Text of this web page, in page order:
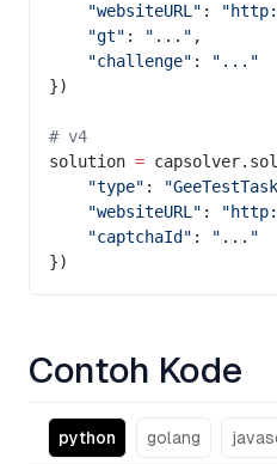
    "websiteURL"
:
    "gt"
: "..." ,
    "challenge"
:
"..."
})
# v4
solution =
    "type"
:
    "websiteURL"
:
    "captchaId"
:
"..."
})
Contoh Kode
python golang